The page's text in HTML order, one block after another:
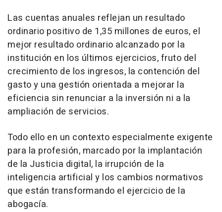
Las cuentas anuales reflejan un resultado
ordinario positivo de 1,35 millones de euros, el
mejor resultado ordinario alcanzado por la
institución en los últimos ejercicios, fruto del
crecimiento de los ingresos, la contención del
gasto y una gestión orientada a mejorar la
eficiencia sin renunciar a la inversión ni a la
ampliación de servicios.
Todo ello en un contexto especialmente exigente
para la profesión, marcado por la implantación
de la Justicia digital, la irrupción de la
inteligencia artificial y los cambios normativos
que están transformando el ejercicio de la
abogacía.